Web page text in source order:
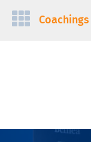
Navigation
Coachings